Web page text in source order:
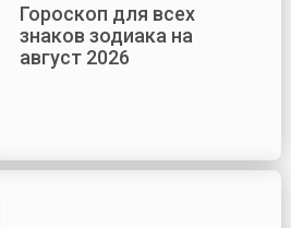
Гороскоп для всех
знаков зодиака на
август 2026